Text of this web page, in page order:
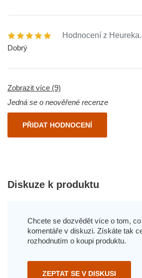
Hodnocení z
Dobrý
Zobrazit více (9)
Jedná se o neověřené recenze
PŘIDAT HODNOCENÍ
Diskuze k produktu
Chcete se dozvědět více o tom,
komentáře v diskuzi. Získáte tak
rozhodnutím o koupi produktu.
ZEPTAT SE V DISKUSI